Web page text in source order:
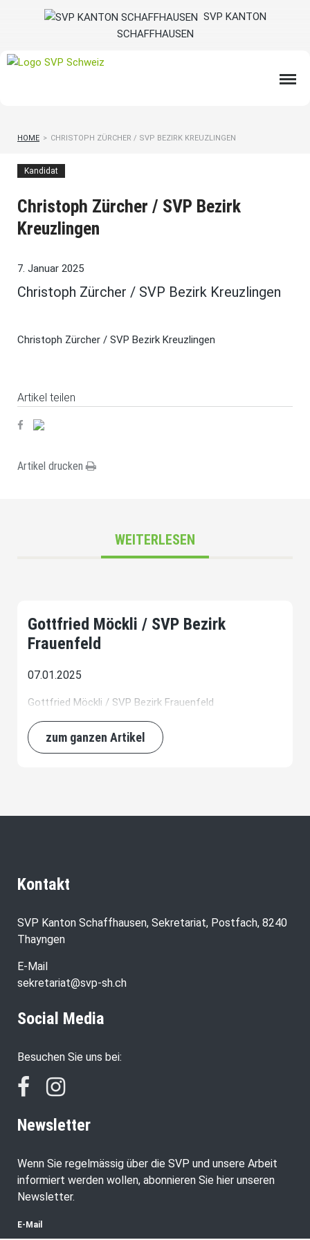
SVP KANTON
SCHAFFHAUSEN
HOME > CHRISTOPH ZÜRCHER / SVP BEZIRK KREUZLINGEN
Kandidat
Christoph Zürcher / SVP Bezirk
Kreuzlingen
7. Januar 2025
Christoph Zürcher / SVP Bezirk Kreuzlingen
Christoph Zürcher / SVP Bezirk Kreuzlingen
Artikel teilen
Artikel drucken
WEITERLESEN
Gottfried Möckli / SVP Bezirk
Frauenfeld
07.01.2025
Gottfried Möckli / SVP Bezirk Frauenfeld
zum ganzen Artikel
Kontakt
SVP Kanton Schaffhausen, Sekretariat, Postfach, 8240
Thayngen
E-Mail
sekretariat@svp-sh.ch
Social Media
Besuchen Sie uns bei:
Newsletter
Wenn Sie regelmässig über die SVP und unsere Arbeit
informiert werden wollen, abonnieren Sie hier unseren
Newsletter.
E-Mail